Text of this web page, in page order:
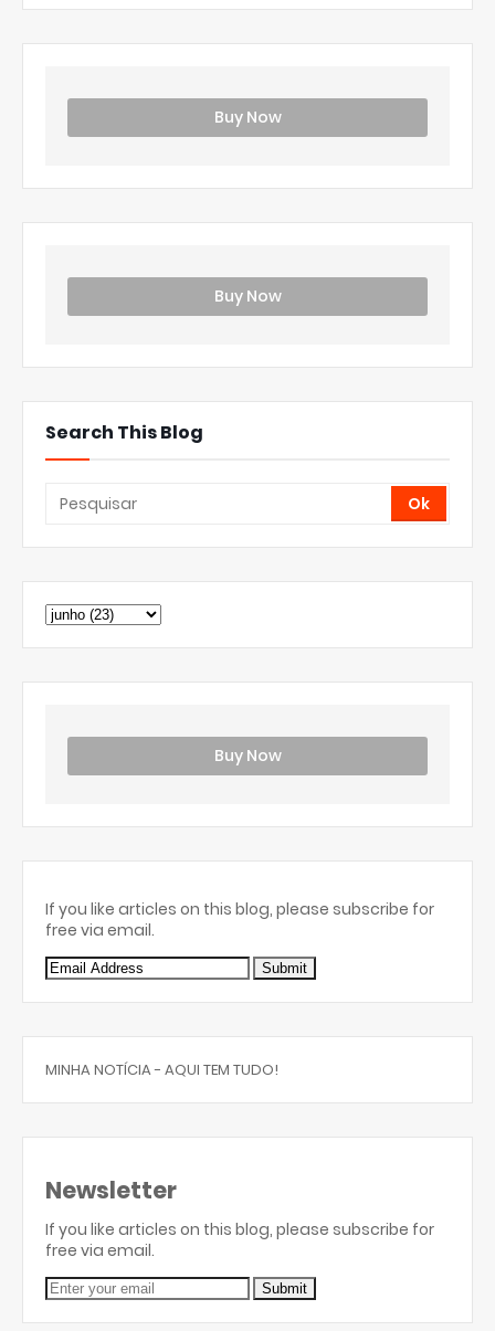
Buy Now
Buy Now
Search This Blog
Buy Now
If you like articles on this blog, please subscribe for
free via email.
MINHA NOTÍCIA - AQUI TEM TUDO!
Newsletter
If you like articles on this blog, please subscribe for
free via email.